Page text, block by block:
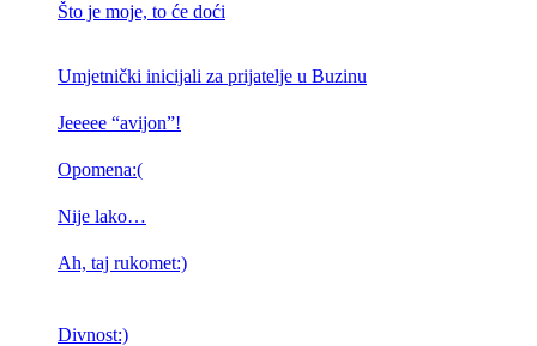
Što je moje, to će doći
Umjetnički inicijali za prijatelje u Buzinu
Jeeeee “avijon”!
Opomena:(
Nije lako…
Ah, taj rukomet:)
Divnost:)